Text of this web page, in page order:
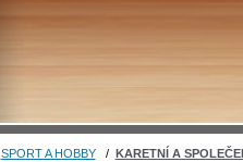
SPORT A HOBBY/ KARETNÍ A